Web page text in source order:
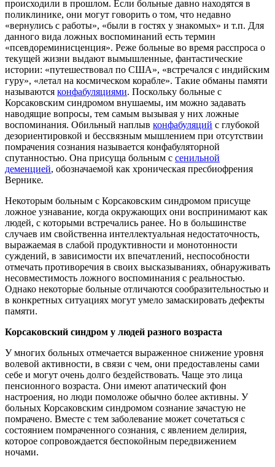
происходили в прошлом. Если больные давно находятся в
поликлинике, они могут говорить о том, что недавно
«вернулись с работы», «были в гостях у знакомых» и т.п. Для
данного вида ложных воспоминаний есть термин
«псевдореминисценция». Реже больные во время расспроса о
текущей жизни выдают вымышленные, фантастические
истории: «путешествовал по США», «встречался с индийским
гуру», «летал на космическом корабле». Такие обманы памяти
называются конфабуляциями. Поскольку больные с
Корсаковским синдромом внушаемы, им можно задавать
наводящие вопросы, тем самым вызывая у них ложные
воспоминания. Обильный наплыв конфабуляций с глубокой
дезориентировкой и бессвязным мышлением при отсутствии
помрачения сознания называется конфабуляторной
спутанностью. Она присуща больным с сенильной
деменцией, обозначаемой как хроническая пресбиофрения
Вернике.
Некоторым больным с Корсаковским синдромом присуще
ложное узнавание, когда окружающих они воспринимают как
людей, с которыми встречались ранее. Но в большинстве
случаев им свойственна интеллектуальная недостаточность,
выражаемая в слабой продуктивности и монотонности
суждений, в зависимости их впечатлений, неспособности
отмечать противоречия в своих высказываниях, обнаруживать
несовместимость ложного воспоминания с реальностью.
Однако некоторые больные отличаются сообразительностью и
в конкретных ситуациях могут умело замаскировать дефекты
памяти.
Корсаковский синдром у людей разного возраста
У многих больных отмечается выраженное снижение уровня
волевой активности, в связи с чем, они предоставлены сами
себе и могут очень долго бездействовать. Чаще это лица
пенсионного возраста. Они имеют апатический фон
настроения, но люди помоложе обычно более активны. У
больных Корсаковским синдромом сознание зачастую не
помрачено. Вместе с тем заболевание может сочетаться с
состоянием помраченного сознания, с явлением делирия,
которое сопровождается беспокойным передвижением
ночами.